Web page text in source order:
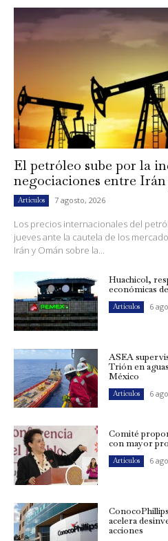
El petróleo sube por la
negociaciones entre
Artículos 7 agosto, 2026
Los precios internacionales del
jueves ante la cautela de los
Irán y Omán sobre la...
Huachicol,
económicas
Artículos 6
ASEA
Trión en
México
Artículos 6
Comité
con mayor
Artículos 6
acelera
acciones